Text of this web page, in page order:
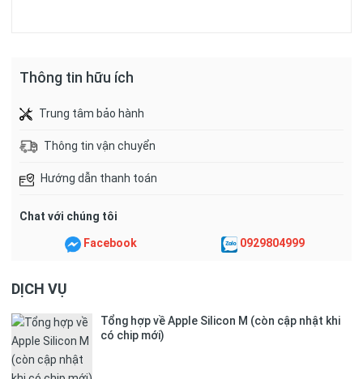
Thông tin hữu ích
Trung tâm bảo hành
Thông tin vận chuyển
Hướng dẫn thanh toán
Chat với chúng tôi
Facebook 0929804999
DỊCH VỤ
Tổng hợp về Apple Silicon M (còn cập nhật khi
có chip mới)